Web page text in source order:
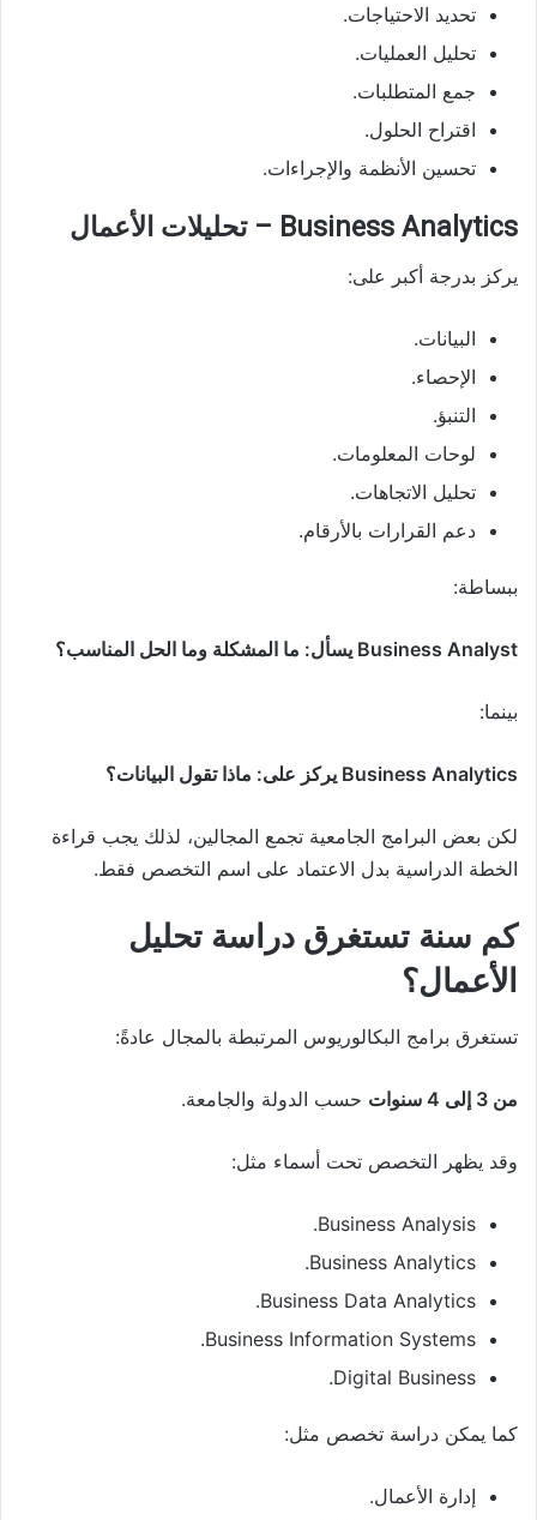
تحديد الاحتياجات.
تحليل العمليات.
جمع المتطلبات.
اقتراح الحلول.
تحسين الأنظمة والإجراءات.
Business Analytics – تحليلات الأعمال
يركز بدرجة أكبر على:
البيانات.
الإحصاء.
التنبؤ.
لوحات المعلومات.
تحليل الاتجاهات.
دعم القرارات بالأرقام.
ببساطة:
Business Analyst يسأل: ما المشكلة وما الحل المناسب؟
بينما:
Business Analytics يركز على: ماذا تقول البيانات؟
لكن بعض البرامج الجامعية تجمع المجالين، لذلك يجب قراءة
الخطة الدراسية بدل الاعتماد على اسم التخصص فقط.
كم سنة تستغرق دراسة تحليل
الأعمال؟
تستغرق برامج البكالوريوس المرتبطة بالمجال عادةً:
من 3 إلى 4 سنوات حسب الدولة والجامعة.
وقد يظهر التخصص تحت أسماء مثل:
Business Analysis.
Business Analytics.
Business Data Analytics.
Business Information Systems.
Digital Business.
كما يمكن دراسة تخصص مثل:
إدارة الأعمال.